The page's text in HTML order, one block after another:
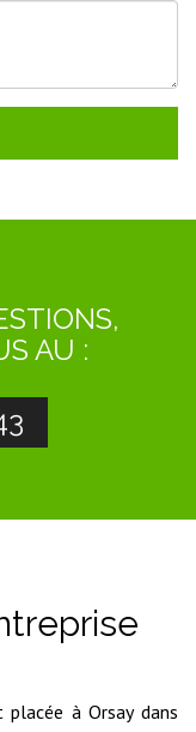
AU :
placée à Orsay dans